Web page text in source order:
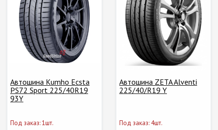
Автошина Kumho Ecsta
PS72 Sport 225/40R19
93Y
Под заказ: 1шт.
Автошина ZETA Alventi
225/40/R19 Y
Под заказ: 4шт.